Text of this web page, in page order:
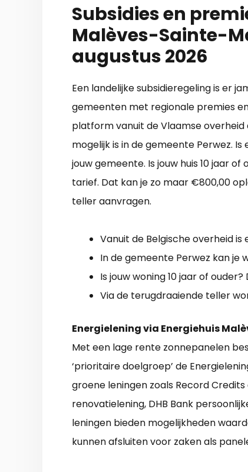
Subsidies en
Malèves-Sainte-
augustus 2026
Een landelijke subsidieregeling is er
gemeenten met regionale premies
platform vanuit de Vlaamse
mogelijk is in de gemeente Perwez.
jouw gemeente. Is jouw huis 10 jaar
tarief. Dat kan je zo maar €800,00
teller aanvragen.
Vanuit de Belgische overheid
In de gemeente Perwez kan je
Is jouw woning 10 jaar of ouder?
Via de terugdraaiende teller
Energielening via Energiehuis
Met een lage rente zonnepanelen
‘prioritaire doelgroep’ de
groene leningen zoals Record
renovatielening, DHB Bank
leningen bieden mogelijkheden
kunnen afsluiten voor zaken als